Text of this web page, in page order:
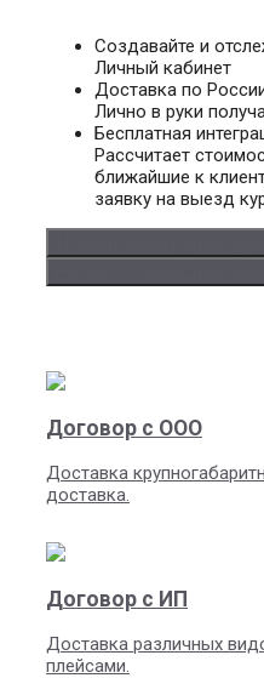
Создавайте и
Личный кабинет
Доставка по
Лично в руки
Бесплатная
Рассчитает
ближайшие к
заявку на выезд
Договор с ООО
Доставка
доставка.
Договор с ИП
Доставка различных
плейсами.